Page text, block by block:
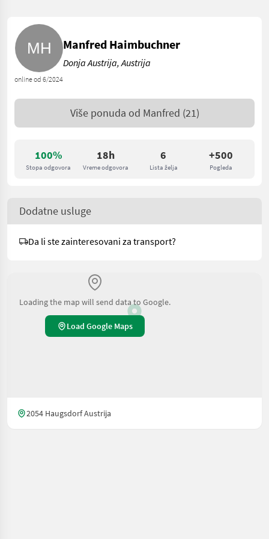
100%
Stopa odgovora
18h
Vreme odgovora
6
Lista želja
+500
Pogleda
online od 6/2024
Manfred Haimbuchner
Donja Austrija, Austrija
Više ponuda od Manfred (21)
Dodatne usluge
Da li ste zainteresovani za transport?
Loading the map will send data to Google.
Load Google Maps
2054 Haugsdorf Austrija